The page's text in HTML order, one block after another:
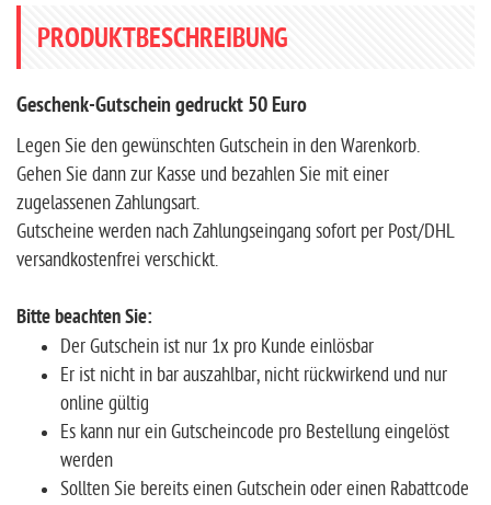
PRODUKTBESCHREIBUNG
Geschenk-Gutschein gedruckt 50 Euro
Legen Sie den gewünschten Gutschein in den Warenkorb.
Gehen Sie dann zur Kasse und bezahlen Sie mit einer
zugelassenen Zahlungsart.
Gutscheine werden nach Zahlungseingang sofort per Post/DHL
versandkostenfrei verschickt.
Bitte beachten Sie:
Der Gutschein ist nur 1x pro Kunde einlösbar
Er ist nicht in bar auszahlbar, nicht rückwirkend und nur
online gültig
Es kann nur ein Gutscheincode pro Bestellung eingelöst
werden
Sollten Sie bereits einen Gutschein oder einen Rabattcode